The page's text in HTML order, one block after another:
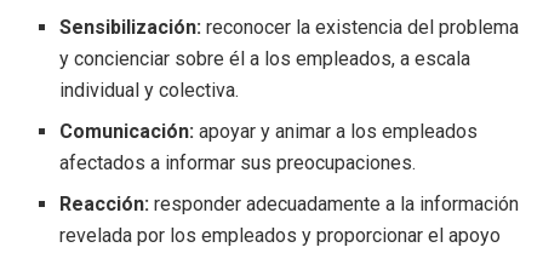
Sensibilización: reconocer la existencia del problema
y concienciar sobre él a los empleados, a escala
individual y colectiva.
Comunicación: apoyar y animar a los empleados
afectados a informar sus preocupaciones.
Reacción: responder adecuadamente a la información
revelada por los empleados y proporcionar el apoyo